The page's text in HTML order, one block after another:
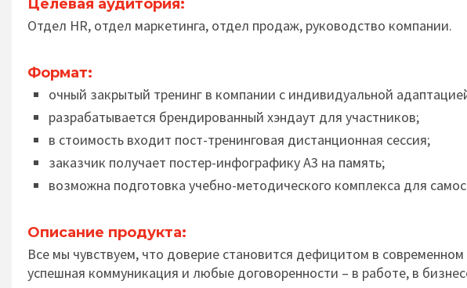
Целевая аудитория:
Отдел HR, отдел маркетинга, отдел продаж, руководство компании.
Формат:
очный закрытый тренинг в компании с индивидуальной
разрабатывается брендированный хэндаут для участников;
в стоимость входит пост-тренинговая дистанционная сессия;
заказчик получает постер-инфографику А3 на память;
возможна подготовка учебно-методического комплекса для
Описание продукта:
Все мы чувствуем, что доверие становится дефицитом в
успешная коммуникация и любые договоренности – в работе, в